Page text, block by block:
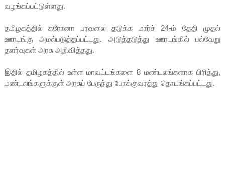
வழங்கப்பட்டுள்ளது.
தமிழகத்தில் கரோனா பரவலை தடுக்க மார்ச் 24-ம் தேதி முதல்
ஊரடங்கு அமல்படுத்தப்பட்டது. அடுத்தடுத்து ஊரடங்கில் பல்வேறு
தளர்வுகள் அரசு அறிவித்தது.
இதில் தமிழகத்தில் உள்ள மாவட்டங்களை 8 மண்டலங்களாக பிரித்து,
மண்டலங்களுக்குள் அரசுப் பேருந்து போக்குவரத்து தொடங்கப்பட்டது.